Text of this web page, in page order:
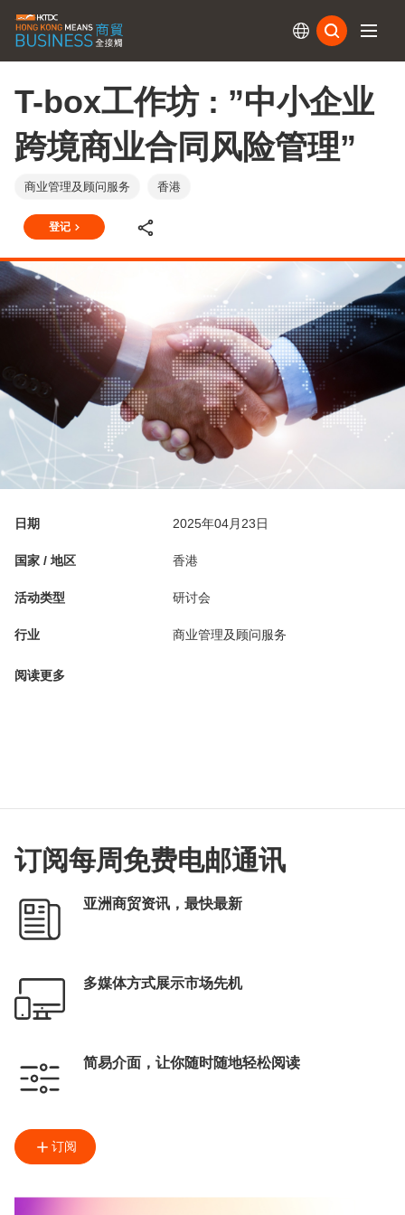
T-box工作坊 : ”中小企业
跨境商业合同风险管理”
商业管理及顾问服务 香港
登记
日期 2025年04月23日
国家 / 地区 香港
活动类型 研讨会
行业 商业管理及顾问服务
阅读更多
订阅每周免费电邮通讯
亚洲商贸资讯，最快最新
多媒体方式展示市场先机
简易介面，让你随时随地轻松阅读
订阅